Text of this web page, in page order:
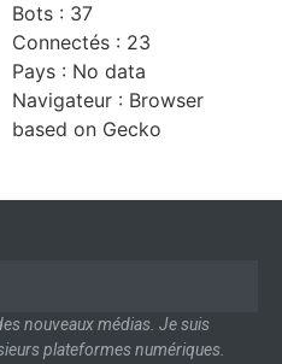
Bots : 37
Connectés : 23
Pays : No data
Navigateur : Browser
based on Gecko
nouveaux médias. Je suis
plateformes numériques.